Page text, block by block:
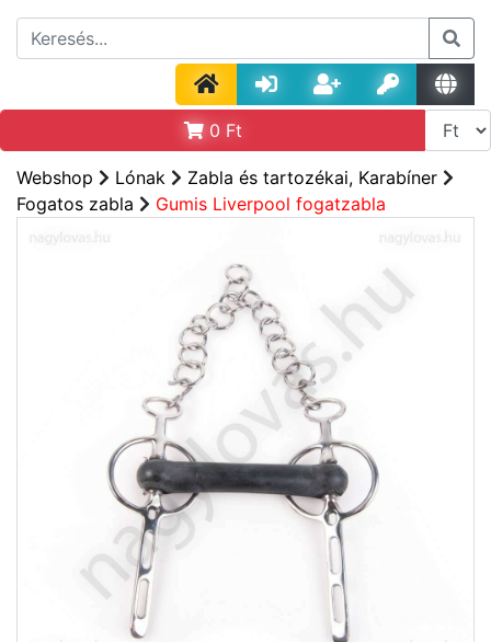
0 Ft
Webshop Lónak
Zabla és tartozékai, Karabíner
Fogatos zabla
Gumis Liverpool fogatzabla